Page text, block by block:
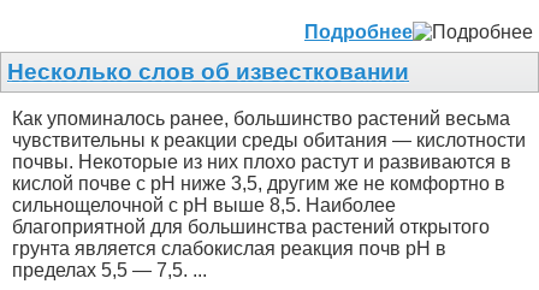
Подробнее
Несколько слов об известковании
Как упоминалось ранее, большинство растений весьма
чувствительны к реакции среды обитания — кислотности
почвы. Некоторые из них плохо растут и развиваются в
кислой почве с рН ниже 3,5, другим же не комфортно в
сильнощелочной с рН выше 8,5. Наиболее
благоприятной для большинства растений открытого
грунта является слабокислая реакция почв рН в
пределах 5,5 — 7,5. ...